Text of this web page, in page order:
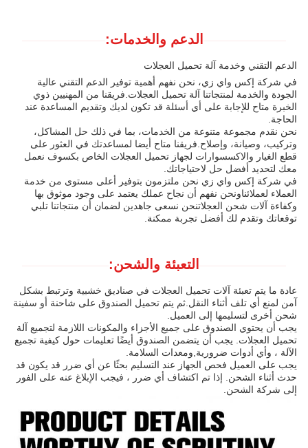
الدعم والخدمات:
الدعم التقني وخدمة آلة تحميل العجلات
في شركة إكس واي زي، نحن نفهم أهمية توفير الدعم التقني عالية
الجودة والخدمة لمنتجاتنا آلة تحميل العجلات.فريقنا من المهنيين ذوي
الخبرة متاح للإجابة على أي أسئلة قد تكون لديك وتقديم المساعدة عند
الحاجة.
نحن نقدم مجموعة متنوعة من الخدمات، بما في ذلك حل المشاكل،
وتركيب، وصيانة، وإصلاح.فريقنا متاح أيضا لمساعدتك في العثور على
قطع الغيار والاكسسوارات لجهاز تحميل العجلات الخاص بكسوف نعمل
معك لتحديد أفضل حل لاحتياجاتك.
في شركة إكس واي زي نحن ملتزمون بتوفير أعلى مستوى من خدمة
العملاء لعملائناونحن نفهم أن نجاح عملك يعتمد على وجود موثوق بها
وكفاءة آلات شحن العجلاتنحن نسعى جاهدين لضمان أن منتجاتنا تلبي
توقعاتك وتقدم لك أفضل تجربة ممكنة.
التعبئة والشحن:
عادة ما يتم تعبئة آلات تحميل العجلات في صناديق خشبية وترتبط بشكل
آمن لمنع أي تلف أثناء النقل.ثم يتم تحميل الصندوق على شاحنة أو سفينة
شحن أخرى لتسليمها إلى العميل.
يجب أن يحتوي الصندوق على جميع الأجزاء والمكونات اللازمة لتجميع آلة
تحميل العجلات. يجب أن يتضمن الصندوق أيضًا تعليمات حول كيفية تجميع
الآلة ، وأي أدوات ضرورية,ومعدات السلامة.
يجب على العميل فحص الجهاز عند التسليم بحثًا عن أي ضرر قد يكون قد
حدث أثناء الشحن. إذا تم اكتشاف أي ضرر ، فيجب الإبلاغ عنه على الفور
إلى شركة الشحن.